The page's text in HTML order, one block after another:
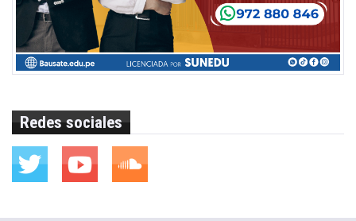
Redes sociales